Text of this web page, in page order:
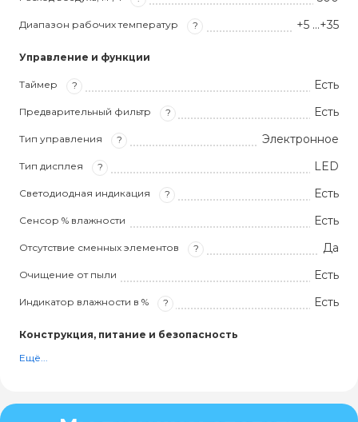
Диапазон рабочих температур ? +5 …+35
Управление и функции
Таймер ? Есть
Предварительный фильтр ? Есть
Тип управления ? Электронное
Тип дисплея ? LED
Светодиодная индикация ? Есть
Сенсор % влажности Есть
Отсутствие сменных элементов ? Да
Очищение от пыли Есть
Индикатор влажности в % ? Есть
Конструкция, питание и безопасность
Ещё...